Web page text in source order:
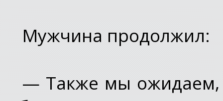
Мужчина продолжил:
— Также мы ожидаем,